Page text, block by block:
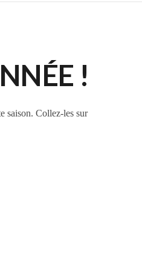
!
saison. Collez-les sur